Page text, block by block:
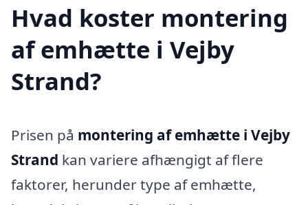
Hvad koster montering
af emhætte i Vejby
Strand?
Prisen på montering af emhætte i Vejby
Strand kan variere afhængigt af flere
faktorer, herunder type af emhætte,